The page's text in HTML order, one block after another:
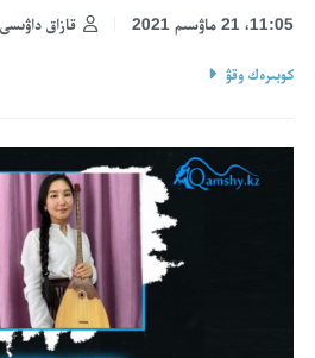
قازاق داۋىسى 11:05، 21 ماۋسىم 2021
كوبىرەك وقۋ